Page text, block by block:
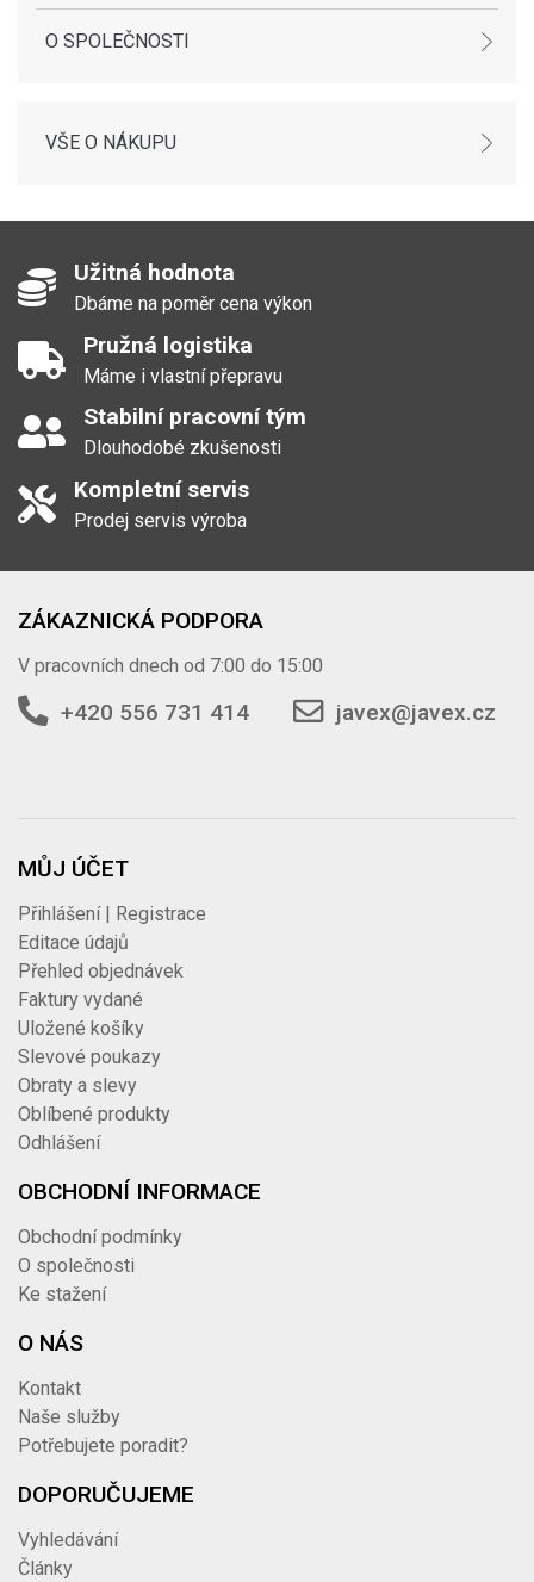
O SPOLEČNOSTI
VŠE O NÁKUPU
Užitná hodnota
Dbáme na poměr cena výkon
Pružná logistika
Máme i vlastní přepravu
Stabilní pracovní tým
Dlouhodobé zkušenosti
Kompletní servis
Prodej servis výroba
ZÁKAZNICKÁ PODPORA
V pracovních dnech od 7:00 do 15:00
+420 556 731 414 javex@javex.cz
MŮJ ÚČET
Přihlášení | Registrace
Editace údajů
Přehled objednávek
Faktury vydané
Uložené košíky
Slevové poukazy
Obraty a slevy
Oblíbené produkty
Odhlášení
OBCHODNÍ INFORMACE
Obchodní podmínky
O společnosti
Ke stažení
O NÁS
Kontakt
Naše služby
Potřebujete poradit?
DOPORUČUJEME
Vyhledávání
Články